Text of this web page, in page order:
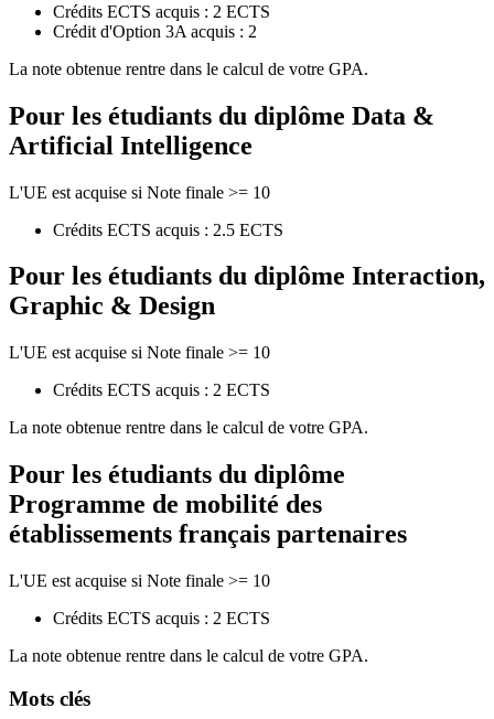
Crédits ECTS acquis : 2 ECTS
Crédit d'Option 3A acquis : 2
La note obtenue rentre dans le calcul de votre GPA.
Pour les étudiants du diplôme Data &
Artificial Intelligence
L'UE est acquise si Note finale >= 10
Crédits ECTS acquis : 2.5 ECTS
Pour les étudiants du diplôme Interaction,
Graphic & Design
L'UE est acquise si Note finale >= 10
Crédits ECTS acquis : 2 ECTS
La note obtenue rentre dans le calcul de votre GPA.
Pour les étudiants du diplôme
Programme de mobilité des
établissements français partenaires
L'UE est acquise si Note finale >= 10
Crédits ECTS acquis : 2 ECTS
La note obtenue rentre dans le calcul de votre GPA.
Mots clés